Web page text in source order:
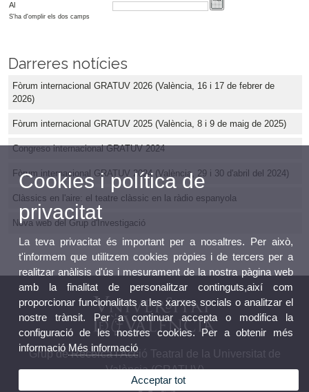
Al
S'ha d'omplir els dos camps
Darreres notícies
Fòrum internacional GRATUV 2026 (València, 16 i 17 de febrer de
2026)
Fòrum internacional GRATUV 2025 (València, 8 i 9 de maig de 2025)
Congreso internacional GRATUV 2024
Fòrum internacional GRATUV 2024 (València, 29 i 30 d'abril del 2024)
Clàssics en l'aire: el teatre clàssic en la ràdio espanyola
Nova web del Grup d'Investigació
Grup de Recerca i Acció Teatral de la Universitat de
València (GRATUV)
Cookies i política de
privacitat
La teva privacitat és important per a nosaltres. Per això,
t'informem que utilitzem cookies pròpies i de tercers per a
realitzar anàlisis d'ús i mesurament de la nostra pàgina web
amb la finalitat de personalitzar continguts,així com
proporcionar funcionalitats a les xarxes socials o analitzar el
nostre trànsit. Per a continuar accepta o modifica la
configuració de les nostres cookies. Per a obtenir més
informació Més informació
Acceptar tot